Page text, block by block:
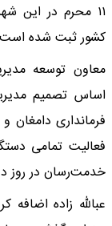
۱۱ محرم در این
کشور ثبت شده
معاون توسعه
اساس تصمیم
فرمانداری دامغان
فعالیت تمامی
خدمت‌رسان در روز
عبالله زاده